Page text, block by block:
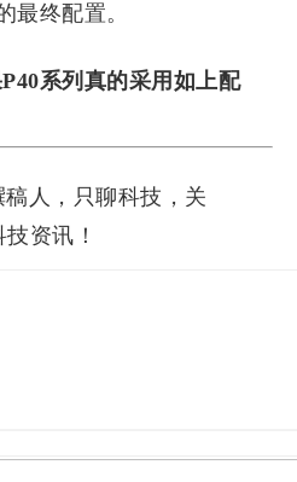
最终配置。
系列真的采用如上配
人，只聊科技，关
资讯！